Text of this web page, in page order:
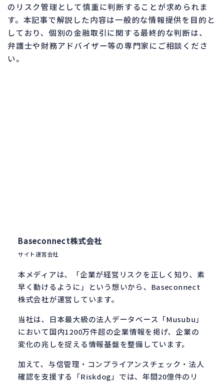
のリスク管理として慎重に判断することが求められま
す。本記事で解説した内容は一般的な情報提供を目的と
しており、個別の金融取引に関する最終的な判断は、
弁護士や財務アドバイザー等の専門家にご相談くださ
い。
Baseconnect株式会社
サイト運営会社
本メディアは、「企業が経営リスクを正しく知り、素
早く動けるように」という想いから、Baseconnect
株式会社が運営しています。
当社は、日本最大級の法人データベース「Musubu」
において国内1200万件超の企業情報を掲げ、企業の
変化の兆しを捉える情報基盤を整備しています。
加えて、与信管理・コンプライアンスチェック・法人
確認を支援する「Riskdog」では、年間20億件のリ